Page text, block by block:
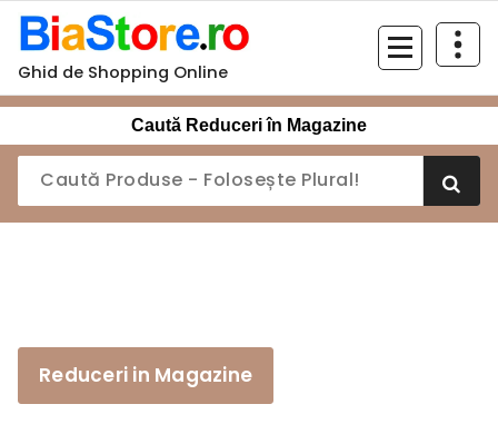
Sari
conținut
Ghid de Shopping Online
Caută Reduceri în Magazine
Reduceri in Magazine